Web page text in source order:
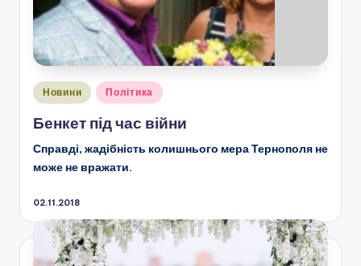
Опубліковано
Новини Політика
Бенкет під час війни
Справді, жадібність колишнього мера Тернополя не
може не вражати.
02.11.2018